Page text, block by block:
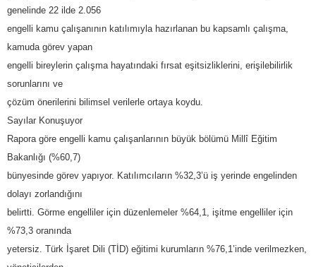
genelinde 22 ilde 2.056
engelli kamu çalışanının katılımıyla hazırlanan bu kapsamlı çalışma,
kamuda görev yapan
engelli bireylerin çalışma hayatındaki fırsat eşitsizliklerini, erişilebilirlik
sorunlarını ve
çözüm önerilerini bilimsel verilerle ortaya koydu.
Sayılar Konuşuyor
Rapora göre engelli kamu çalışanlarının büyük bölümü Millî Eğitim
Bakanlığı (%60,7)
bünyesinde görev yapıyor. Katılımcıların %32,3’ü iş yerinde engelinden
dolayı zorlandığını
belirtti. Görme engelliler için düzenlemeler %64,1, işitme engelliler için
%73,3 oranında
yetersiz. Türk İşaret Dili (TİD) eğitimi kurumların %76,1’inde verilmezken,